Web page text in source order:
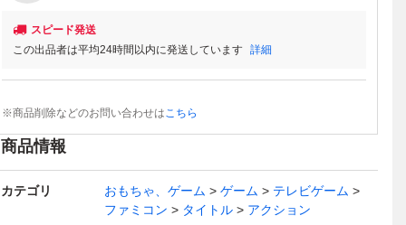
スピード発送
この出品者は平均24時間以内に発送しています 詳細
※商品削除などのお問い合わせはこちら
商品情報
カテゴリ おもちゃ、ゲーム ゲーム
テレビゲーム
ファミコン
タイトル アクション